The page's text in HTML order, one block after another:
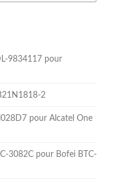
9834117 pour
2
pour Alcatel One
3082C pour Bofei BTC-